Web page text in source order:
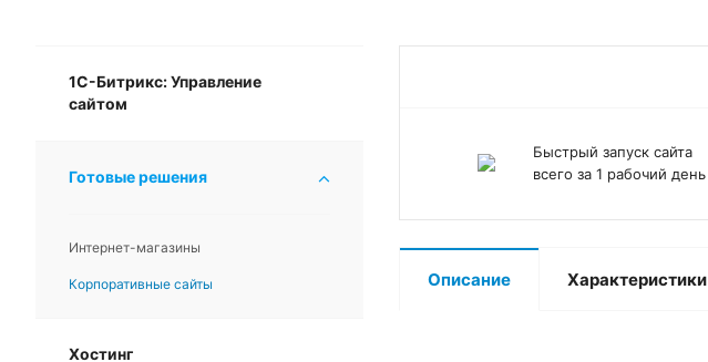
1С-Битрикс: Управление
сайтом
Готовые решения
Интернет-магазины
Корпоративные сайты
Хостинг
Быстрый запуск сайта
всего за 1 рабочий день
Описание Характеристики